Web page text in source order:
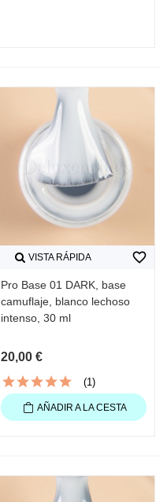
VISTA RÁPIDA
Pro Base 01 DARK, base
camuflaje, blanco lechoso
intenso, 30 ml
20,00 €
(1)
favorite_border
AÑADIR A LA CESTA